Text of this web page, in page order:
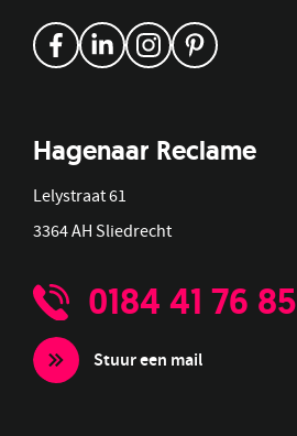
Hagenaar Reclame
Lelystraat 61
3364 AH Sliedrecht
0184 41 76 85
Stuur een mail